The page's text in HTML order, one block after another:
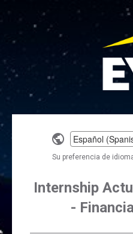
Select
a
language
Su preferencia de
Internship
-